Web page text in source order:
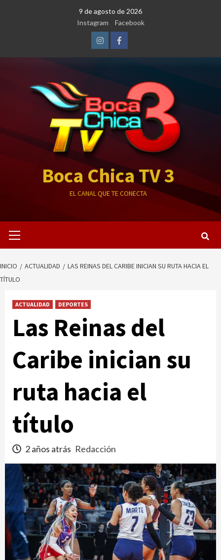
9 de agosto de 2026
Instagram
Facebook
InstagramFacebook
Boca Chica TV 3
EL CANAL QUE TE CONECTA
primario
INICIO ACTUALIDAD
LAS REINAS DEL CARIBE INICIAN SU RUTA HACIA EL
TÍTULO
ACTUALIDAD DEPORTES
Las Reinas del
Caribe inician su
ruta hacia el
título
2 años atrás Redacción